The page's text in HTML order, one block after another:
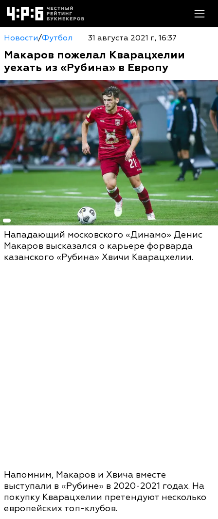
Новости/Футбол 31 августа 2021 г., 16:37
Макаров пожелал Кварацхелии
уехать из «Рубина» в Европу
Нападающий московского «Динамо» Денис
Макаров высказался о карьере форварда
казанского «Рубина» Хвичи Кварацхелии.
Напомним, Макаров и Хвича вместе
выступали в «Рубине» в 2020-2021 годах. На
покупку Кварацхелии претендуют несколько
европейских топ-клубов.